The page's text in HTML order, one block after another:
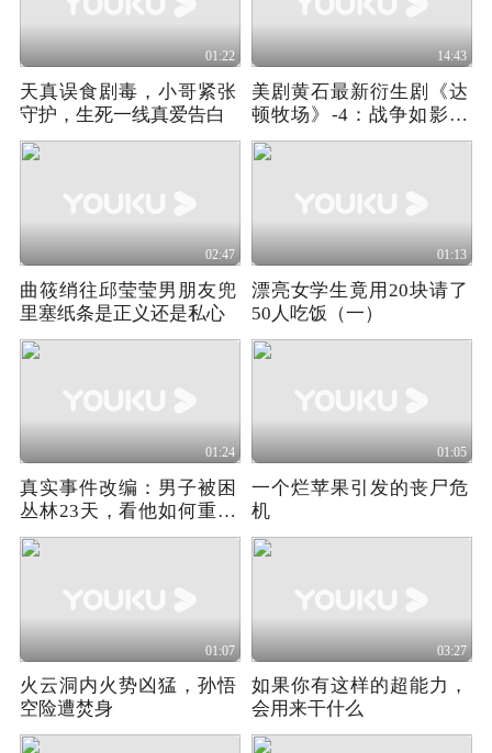
01:22
天真误食剧毒，小哥紧张
守护，生死一线真爱告白
14:43
美剧黄石最新衍生剧《达
顿牧场》-4：战争如影随
形
02:47
曲筱绡往邱莹莹男朋友兜
里塞纸条是正义还是私心
01:13
漂亮女学生竟用20块请了
50人吃饭（一）
01:24
真实事件改编：男子被困
丛林23天，看他如何重见
天日《下》
01:05
一个烂苹果引发的丧尸危
机
01:07
火云洞内火势凶猛，孙悟
空险遭焚身
03:27
如果你有这样的超能力，
会用来干什么